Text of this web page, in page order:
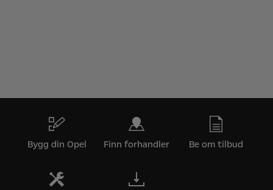
Bygg din Opel Finn forhandler Be om tilbud